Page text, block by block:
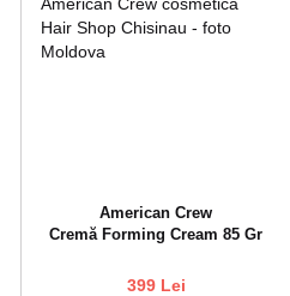
American Crew
Cremă Forming Cream 85 Gr
399 Lei